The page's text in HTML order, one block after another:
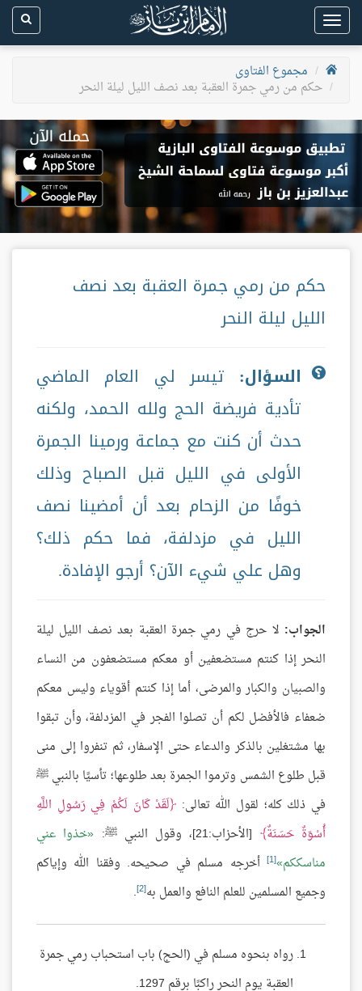
Toggle
navigation
مجموع الفتاوى
حكم من رمي جمرة العقبة بعد نصف الليل ليلة النحر
حكم من رمي جمرة العقبة بعد نصف
الليل ليلة النحر
السؤال: تيسر لي العام الماضي
تأدية فريضة الحج ولله الحمد، ولكنه
حدث أن كنت مع جماعة ورمينا الجمرة
الأولى في الليل قبل الصباح وذلك
خوفًا من الزحام بعد أن أمضينا نصف
الليل في مزدلفة، فما حكم ذلك؟
وهل علي شيء الآن؟ أرجو الإفادة.
الجواب: لا حرج في رمي جمرة العقبة بعد نصف الليل ليلة
النحر إذا كنتم مستضعفين أو معكم مستضعفون من النساء
والصبيان والكبار والمرضى، أما إذا كنتم أقوياء وليس معكم
ضعفاء فالأفضل لكم أن تصلوا الفجر في المزدلفة، وأن تبقوا
بها مشتغلين بالذكر والدعاء حتى الإسفار، ثم تنفروا إلى منى
قبل طلوع الشمس وترموا الجمرة بعد طلوعها؛ تأسيًا بالنبي ﷺ
في ذلك كله؛ لقول الله تعالى: لَقَدْ كَانَ لَكُمْ فِي رَسُولِ اللَّهِ
أُسْوَةٌ حَسَنَةٌ
[الأحزاب:21]، وقول النبي ﷺ:
خذوا عني
مناسككم [1]
أخرجه مسلم في صحيحه. وفقنا الله وإياكم
وجميع المسلمين للعلم النافع والعمل به[2]
.
رواه بنحوه مسلم في (الحج) باب استحباب رمي جمرة
العقبة يوم النحر راكبًا برقم 1297.